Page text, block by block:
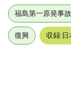
福島第一原発事
復興 収録: